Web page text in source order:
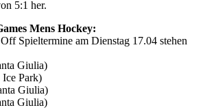
5:1 her.
Mens Hockey:
Spieltermine am Dienstag 17.04 stehen
Giulia)
Park)
Giulia)
Giulia)